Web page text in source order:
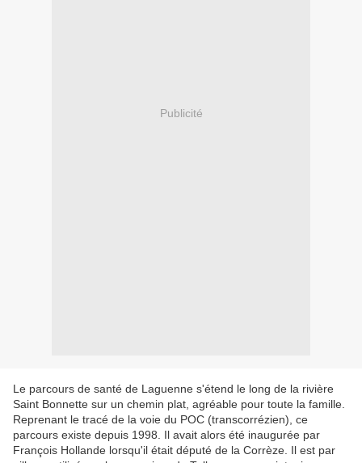
Publicité
Le parcours de santé de Laguenne s'étend le long de la rivière
Saint Bonnette sur un chemin plat, agréable pour toute la famille.
Reprenant le tracé de la voie du POC (transcorrézien), ce
parcours existe depuis 1998. Il avait alors été inaugurée par
François Hollande lorsqu'il était député de la Corrèze. Il est par